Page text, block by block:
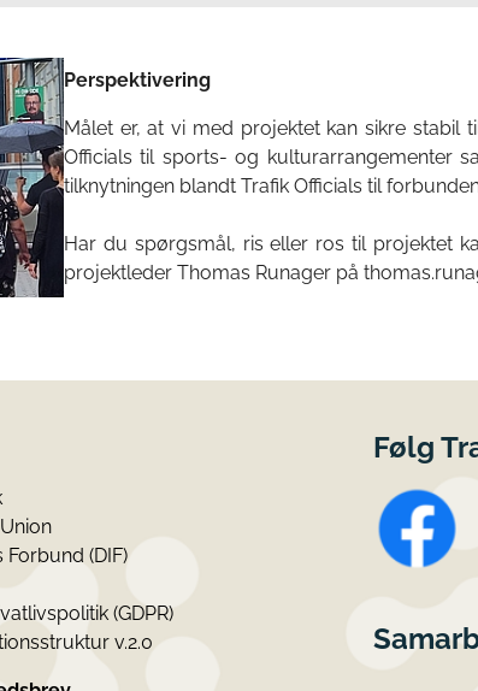
Perspektivering
Målet er, at vi med projektet kan sikre stabil
Officials til sports- og kulturarrangementer
tilknytningen blandt Trafik Officials til
Har du spørgsmål, ris eller ros til projektet
projektleder Thomas Runager på
(DIF)
(GDPR)
v.2.0
Følg